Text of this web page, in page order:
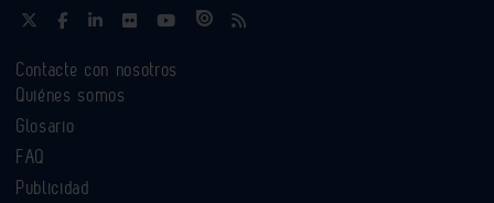
Contacte con nosotros
Quiénes somos
Glosario
FAQ
Publicidad